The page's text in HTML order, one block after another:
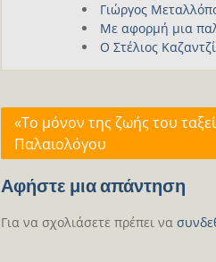
Γιώργος
Με αφορμή μια
Ο Στέλιος
Πλοήγηση
άρθρων
«Το μόνον της ζωής του
Παλαιολόγου
Αφήστε μια απάντηση
Για να σχολιάσετε πρέπει να